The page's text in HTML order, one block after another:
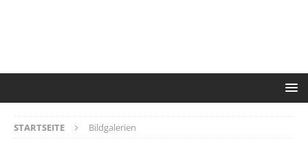
STARTSEITE Bildgalerien